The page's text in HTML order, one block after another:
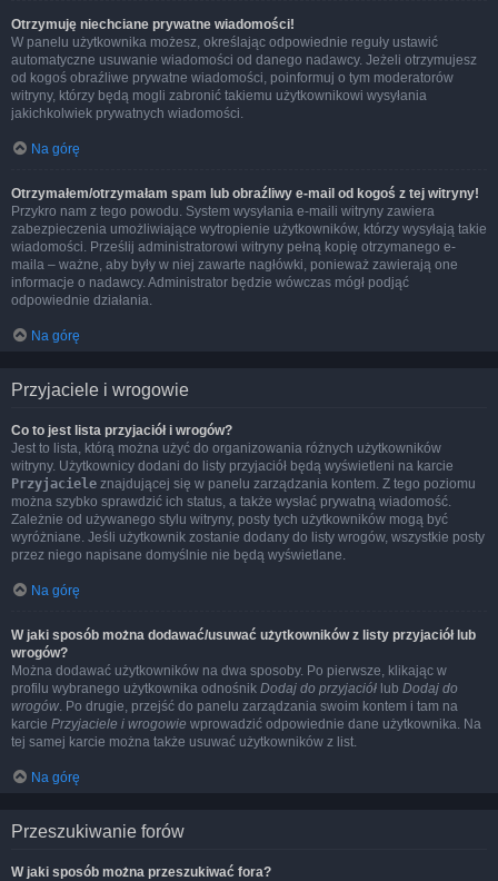
Otrzymuję niechciane prywatne wiadomości!
W panelu użytkownika możesz, określając odpowiednie reguły ustawić
automatyczne usuwanie wiadomości od danego nadawcy. Jeżeli otrzymujesz
od kogoś obraźliwe prywatne wiadomości, poinformuj o tym moderatorów
witryny, którzy będą mogli zabronić takiemu użytkownikowi wysyłania
jakichkolwiek prywatnych wiadomości.
Na górę
Otrzymałem/otrzymałam spam lub obraźliwy e-mail od kogoś z tej witryny!
Przykro nam z tego powodu. System wysyłania e-maili witryny zawiera
zabezpieczenia umożliwiające wytropienie użytkowników, którzy wysyłają takie
wiadomości. Prześlij administratorowi witryny pełną kopię otrzymanego e-
maila – ważne, aby były w niej zawarte nagłówki, ponieważ zawierają one
informacje o nadawcy. Administrator będzie wówczas mógł podjąć
odpowiednie działania.
Na górę
Przyjaciele i wrogowie
Co to jest lista przyjaciół i wrogów?
Jest to lista, którą można użyć do organizowania różnych użytkowników
witryny. Użytkownicy dodani do listy przyjaciół będą wyświetleni na karcie
Przyjaciele znajdującej się w panelu zarządzania kontem. Z tego poziomu
można szybko sprawdzić ich status, a także wysłać prywatną wiadomość.
Zależnie od używanego stylu witryny, posty tych użytkowników mogą być
wyróżniane. Jeśli użytkownik zostanie dodany do listy wrogów, wszystkie posty
przez niego napisane domyślnie nie będą wyświetlane.
Na górę
W jaki sposób można dodawać/usuwać użytkowników z listy przyjaciół lub
wrogów?
Można dodawać użytkowników na dwa sposoby. Po pierwsze, klikając w
profilu wybranego użytkownika odnośnik Dodaj do przyjaciół lub Dodaj do
wrogów. Po drugie, przejść do panelu zarządzania swoim kontem i tam na
karcie Przyjaciele i wrogowie wprowadzić odpowiednie dane użytkownika. Na
tej samej karcie można także usuwać użytkowników z list.
Na górę
Przeszukiwanie forów
W jaki sposób można przeszukiwać fora?